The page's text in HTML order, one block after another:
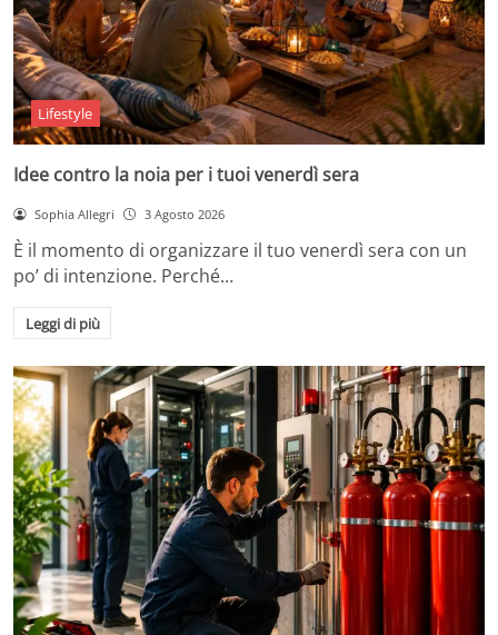
Lifestyle
Idee contro la noia per i tuoi venerdì sera
Sophia Allegri 3 Agosto 2026
È il momento di organizzare il tuo venerdì sera con un
po’ di intenzione. Perché…
Leggi di più